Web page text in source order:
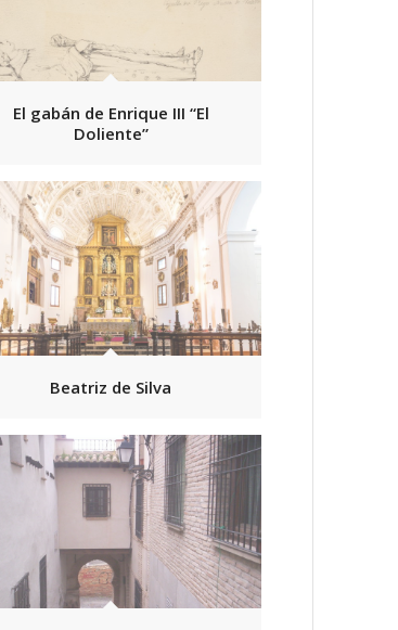
El gabán de Enrique III “El
Doliente”
Beatriz de Silva